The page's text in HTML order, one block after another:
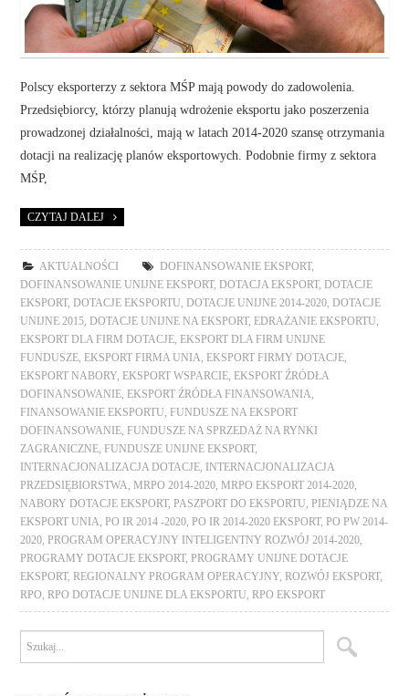
Polscy eksporterzy z sektora MŚP mają powody do zadowolenia.
Przedsiębiorcy, którzy planują wdrożenie eksportu jako poszerzenia
prowadzonej działalności, mają w latach 2014-2020 szansę otrzymania
dotacji na realizację planów eksportowych. Podobnie firmy z sektora
MŚP,
CZYTAJ DALEJ
AKTUALNOŚCI DOFINANSOWANIE EKSPORT,
DOFINANSOWANIE UNIJNE EKSPORT,DOTACJA EKSPORT,DOTACJE
EKSPORT,DOTACJE EKSPORTU ,DOTACJE UNIJNE 2014-2020 ,DOTACJE
UNIJNE 2015 ,DOTACJE UNIJNE NA EKSPORT,EDRAŻANIE EKSPORTU
EKSPORT DLA FIRM DOTACJE ,EKSPORT DLA FIRM UNIJNE
FUNDUSZE ,EKSPORT FIRMA UNIA ,EKSPORT FIRMY DOTACJE
EKSPORT NABORY ,EKSPORT WSPARCIE ,EKSPORT ŹRÓDŁA
DOFINANSOWANIE ,EKSPORT ŹRÓDŁA FINANSOWANIA
FINANSOWANIE EKSPORTU ,FUNDUSZE NA EKSPORT
DOFINANSOWANIE ,FUNDUSZE NA SPRZEDAŻ NA RYNKI
ZAGRANICZNE ,FUNDUSZE UNIJNE EKSPORT,
INTERNACJONALIZACJA DOTACJE
INTERNACJONALIZACJA
PRZEDSIĘBIORSTWA ,MRPO 2014-2020 ,MRPO EKSPORT 2014-2020
NABORY DOTACJE EKSPORT,PASZPORT DO EKSPORTU ,PIENIĄDZE NA
EKSPORT UNIA ,PO IR 2014 -2020 ,PO IR 2014-2020 EKSPORT,PO PW 2014-
2020 ,PROGRAM OPERACYJNY INTELIGENTNY ROZWÓJ 2014-2020
PROGRAMY DOTACJE EKSPORT,PROGRAMY UNIJNE DOTACJE
EKSPORT,REGIONALNY PROGRAM OPERACYJNY ,ROZWÓJ EKSPORT,
RPO ,RPO DOTACJE UNIJNE DLA EKSPORTU ,RPO EKSPORT